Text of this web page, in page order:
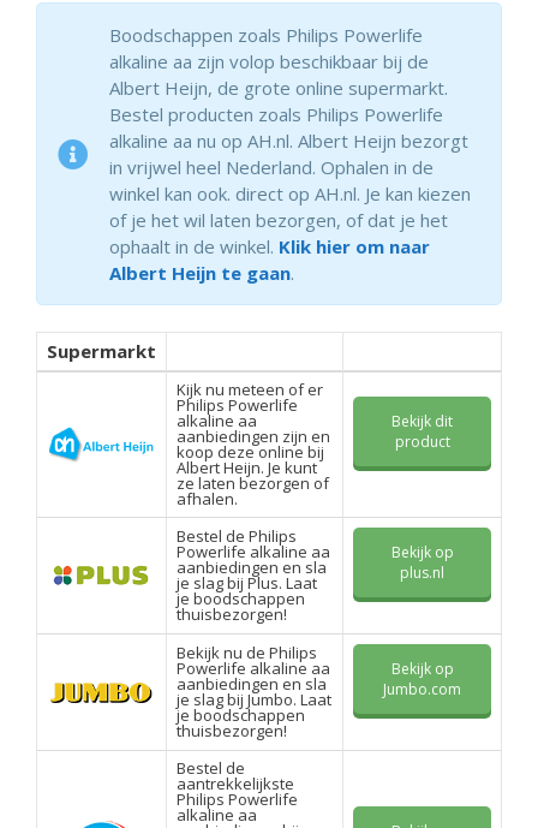
Boodschappen zoals Philips Powerlife
alkaline aa zijn volop beschikbaar bij de
Albert Heijn, de grote online supermarkt.
Bestel producten zoals Philips Powerlife
alkaline aa nu op AH.nl. Albert Heijn bezorgt
in vrijwel heel Nederland. Ophalen in de
winkel kan ook. direct op AH.nl. Je kan kiezen
of je het wil laten bezorgen, of dat je het
ophaalt in de winkel. Klik hier om naar
Albert Heijn te gaan.
Supermarkt
Kijk nu meteen of er
Philips Powerlife
alkaline aa
aanbiedingen zijn en
koop deze online bij
Albert Heijn. Je kunt
ze laten bezorgen of
afhalen.
Bekijk dit
product
Bestel de Philips
Powerlife alkaline aa
aanbiedingen en sla
je slag bij Plus. Laat
je boodschappen
thuisbezorgen!
Bekijk op
plus.nl
Bekijk nu de Philips
Powerlife alkaline aa
aanbiedingen en sla
je slag bij Jumbo. Laat
je boodschappen
thuisbezorgen!
Bekijk op
Jumbo.com
Bestel de
aantrekkelijkste
Philips Powerlife
alkaline aa